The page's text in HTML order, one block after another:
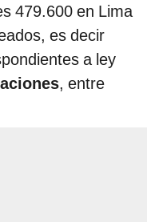
479.600 en Lima
es decir
a ley
, entre